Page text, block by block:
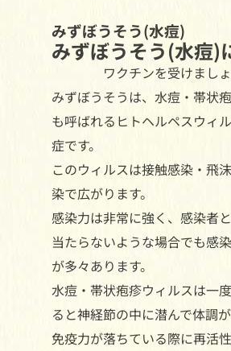
みずぼうそう(水痘)
みずぼうそう(水痘)
ワクチンを受けまし
みずぼうそうは、水痘・帯状
も呼ばれるヒトヘルペスウィ
症です。
このウィルスは接触感染・飛
染で広がります。
感染力は非常に強く、感染者
当たらないような場合でも感
が多々あります。
水痘・帯状疱疹ウィルスは一
ると神経節の中に潜んで体調
免疫力が落ちている際に再活